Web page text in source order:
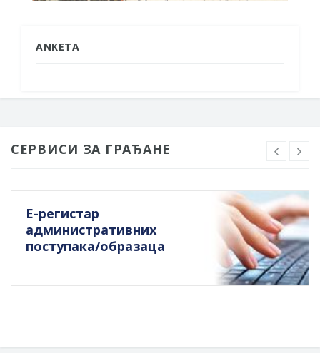
ANKETA
СЕРВИСИ ЗА ГРАЂАНЕ
Е-регистар
административних
поступака/образаца